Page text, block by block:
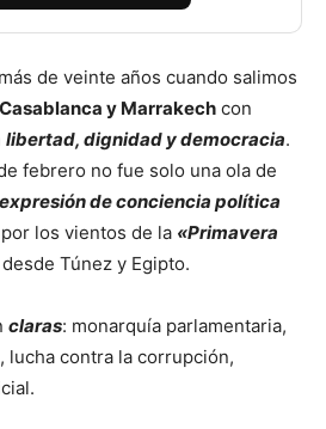
de veinte años cuando salimos
y Marrakech con
libertad, dignidad y democracia.
febrero no fue solo una ola de
de conciencia política
los vientos de la «Primavera
Túnez y Egipto.
claras: monarquía parlamentaria,
lucha contra la corrupción,